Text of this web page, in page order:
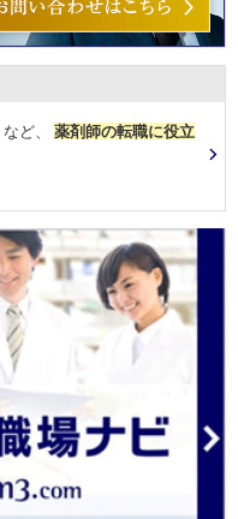
など、 薬剤師の転職に役立